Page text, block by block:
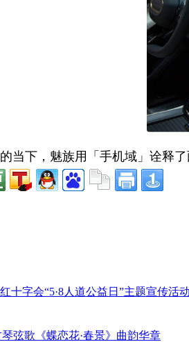
当下，魅族用「手机域」诠释
字会“5·8人道公益日”主题宣传活
弦歌《蝶恋花·春景》曲韵华章